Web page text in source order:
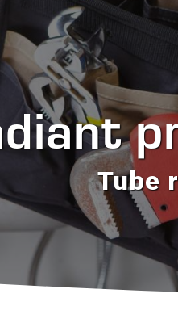
Tube